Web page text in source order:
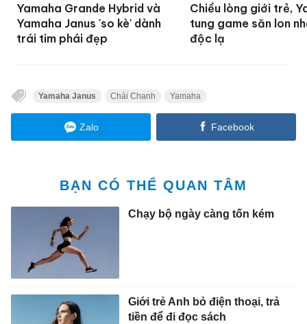
Yamaha Grande Hybrid và
Yamaha Janus 'so kè' dành
trái tim phái đẹp
Chiều lòng giới trẻ,
tung game săn lon
độc lạ
Yamaha Janus Chái Chanh Yamaha
Zalo Facebook
BẠN CÓ THỂ QUAN TÂM
Chạy bộ ngày càng tốn kém
Giới trẻ Anh bỏ điện thoại, trả
tiền để đi đọc sách